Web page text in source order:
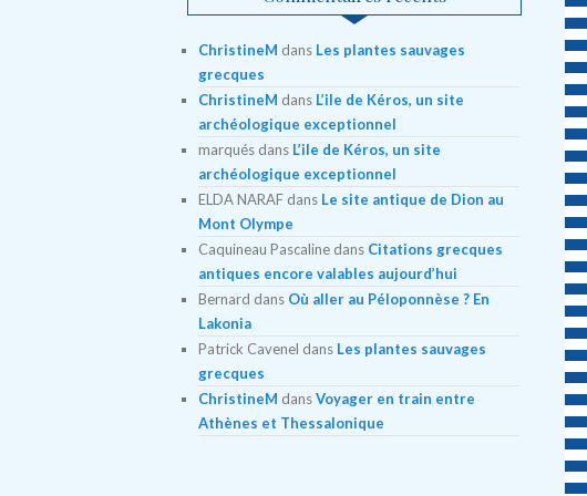
ChristineM dans Les plantes sauvages
grecques
ChristineM dans L’ile de Kéros, un site
archéologique exceptionnel
marquésdans L’ile de Kéros, un site
archéologique exceptionnel
ELDA NARAFdans Le site antique de Dion au
Mont Olympe
Caquineau Pascalinedans Citations grecques
antiques encore valables aujourd’hui
Bernard dans Où aller au Péloponnèse ? En
Lakonia
Patrick Cavenel dans Les plantes sauvages
grecques
ChristineM dansVoyager en train entre
Athènes et Thessalonique